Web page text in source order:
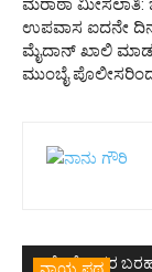
ಮರಾಠಾ ಮೀಸಲಾತಿ:
ಉಪವಾಸ ಐದನೇ
ಮೈದಾನ್ ಖಾಲಿ
ಮುಂಬೈ
ಇದೇ ಲೇಖಕರ